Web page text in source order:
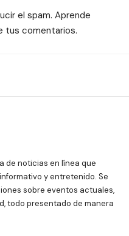
el spam. Aprende
tus comentarios.
de noticias en línea que
y entretenido. Se
sobre eventos actuales,
todo presentado de manera